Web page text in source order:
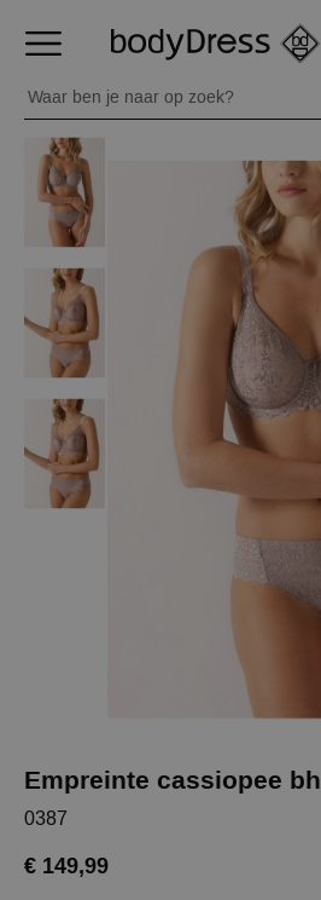
Empreinte cassiopee bh
0387
€ 149,99